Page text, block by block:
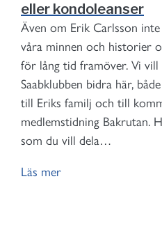
eller kondoleanser
Även om Erik Carlsson
våra minnen och historier
för lång tid framöver. Vi vill
Saabklubben bidra här,
till Eriks familj och till
medlemstidning Bakrutan.
som du vill dela…
Läs mer